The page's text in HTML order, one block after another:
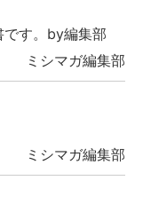
す。by編集部
ミシマガ編集部
ミシマガ編集部